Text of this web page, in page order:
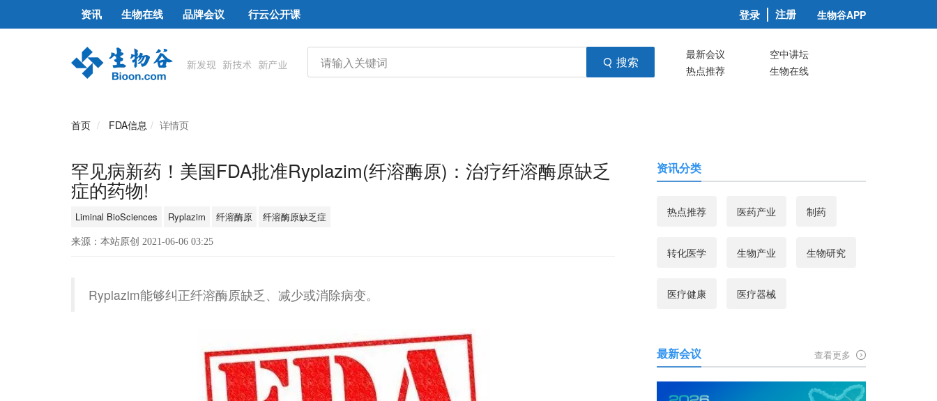
资讯 生物在线 品牌会议 行云公开课 登录 注册 生物谷APP
搜索 最新会议
空中讲坛
热点推荐
生物在线
首页 FDA信息 详情页
罕见病新药！美国FDA批准Ryplazim(纤溶酶原)：治疗纤溶酶原缺乏
症的药物!
Liminal BioSciences Ryplazim 纤溶酶原 纤溶酶原缺乏症
来源：本站原创 2021-06-06 03:25
Ryplazim能够纠正纤溶酶原缺乏、减少或消除病变。
资讯分类
热点推荐 医药产业 制药
转化医学 生物产业 生物研究
医疗健康 医疗器械
最新会议 查看更多